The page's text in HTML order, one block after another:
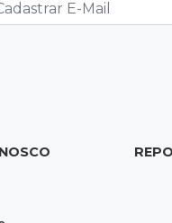
a prometer apoio para